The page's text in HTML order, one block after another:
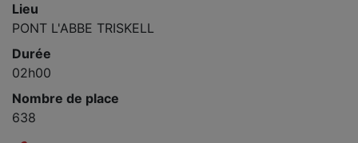
Lieu
PONT L'ABBE TRISKELL
Durée
02h00
Nombre de place
638